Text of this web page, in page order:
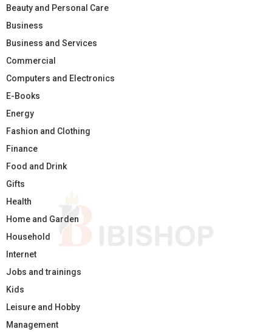
Beauty and Personal Care
Business
Business and Services
Commercial
Computers and Electronics
E-Books
Energy
Fashion and Clothing
Finance
Food and Drink
Gifts
Health
Home and Garden
Household
Internet
Jobs and trainings
Kids
Leisure and Hobby
Management